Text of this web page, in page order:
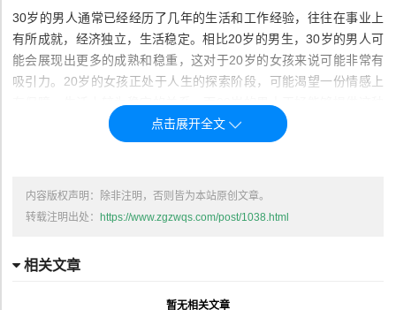
30岁的男人通常已经经历了几年的生活和工作经验，往往在事业上
有所成就，经济独立，生活稳定。相比20岁的男生，30岁的男人可
能会展现出更多的成熟和稳重，这对于20岁的女孩来说可能非常有
吸引力。20岁的女孩正处于人生的探索阶段，可能渴望一份情感上
有保障、生活上较为稳定的关系，而30岁的男人正好能够提供这种
能力，可能让20岁的女孩觉得他们更加可靠和有吸引力。30岁的男
人在情感上也往往更加细腻，懂得如何关心和照顾伴侣，这也是20
2.经济独立与生活经验
20岁的女孩在进入社会或大学时，通常还在学习和成长阶段，经济
内容版权声明：除非注明，否则皆为本站原创文章。
转载注明出处： https://www.zgzwqs.com/post/1038.html
相关文章
暂无相关文章